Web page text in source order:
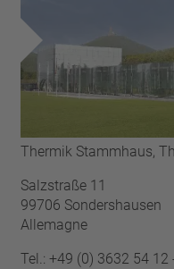
Thermik Stammhaus,
Salzstraße 11
99706 Sondershausen
Allemagne
Tel.: +49 (0) 3632 54 12